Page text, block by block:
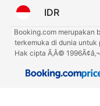
IDR
Booking.com merupakan
terkemuka di dunia untuk
Hak cipta Ã‚Â©